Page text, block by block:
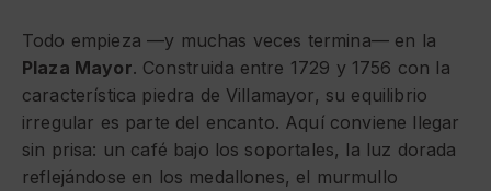
Todo empieza —y muchas veces termina— en la
Plaza Mayor. Construida entre 1729 y 1756 con la
característica piedra de Villamayor, su equilibrio
irregular es parte del encanto. Aquí conviene llegar
sin prisa: un café bajo los soportales, la luz dorada
reflejándose en los medallones, el murmullo